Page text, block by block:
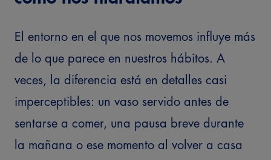
El entorno en el que nos movemos influye más
de lo que parece en nuestros hábitos. A
veces, la diferencia está en detalles casi
imperceptibles: un vaso servido antes de
sentarse a comer, una pausa breve durante
la mañana o ese momento al volver a casa